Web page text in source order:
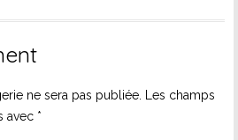
ne sera pas publiée.
Les champs
avec *